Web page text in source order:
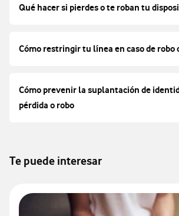
Qué hacer si pierdes o te roban tu
Cómo restringir tu línea en caso de robo
Cómo prevenir la suplantación de
pérdida o robo
Te puede interesar